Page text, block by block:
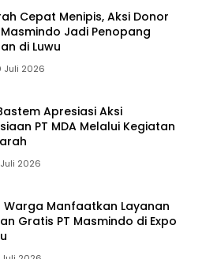
Cepat Menipis, Aksi Donor
Masmindo Jadi Penopang
di Luwu
Juli 2026
Apresiasi Aksi
PT MDA Melalui Kegiatan
2026
Warga Manfaatkan Layanan
Gratis PT Masmindo di Expo